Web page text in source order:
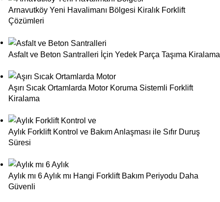
Arnavutköy Yeni Havalimanı Bölgesi Kiralık Forklift
Çözümleri
Asfalt ve Beton Santralleri İçin Yedek Parça Taşıma Kiralama
Aşırı Sıcak Ortamlarda Motor Koruma Sistemli Forklift
Kiralama
Aylık Forklift Kontrol ve Bakım Anlaşması ile Sıfır Duruş
Süresi
Aylık mı 6 Aylık mı Hangi Forklift Bakım Periyodu Daha
Güvenli